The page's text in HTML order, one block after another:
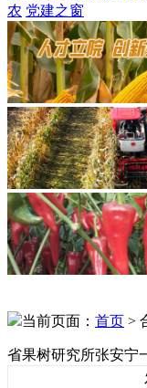
农 党建之窗
当前页面： 首页 >
省果树研究所张安宁